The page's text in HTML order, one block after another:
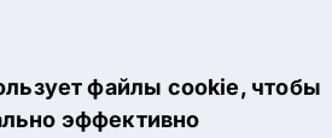
файлы cookie, чтобы
эффективно